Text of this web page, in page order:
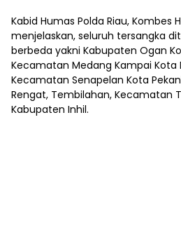
Kabid Humas Polda Riau, Kombes
menjelaskan, seluruh tersangka
berbeda yakni Kabupaten Ogan
Kecamatan Medang Kampai Kota
Kecamatan Senapelan Kota
Rengat, Tembilahan, Kecamatan
Kabupaten Inhil.